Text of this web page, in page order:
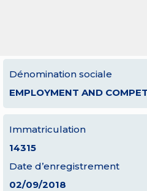
Dénomination sociale
EMPLOYMENT AND
Immatriculation
14315
Date d’enregistrement
02/09/2018